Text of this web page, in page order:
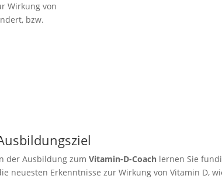
Wirkung von
bzw.
der Ausbildung zum Vitamin-D-Coachlernen Sie
neuesten Erkenntnisse zur Wirkung von Vitamin D,